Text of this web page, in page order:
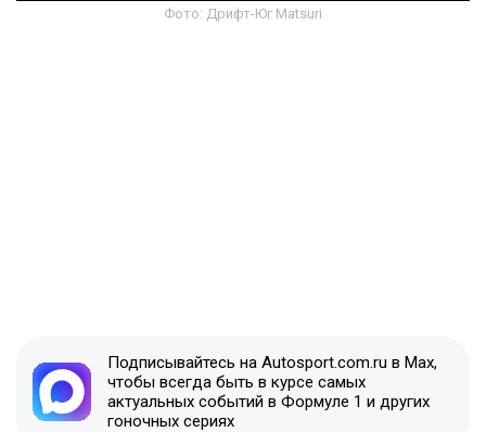
Фото: Дрифт-Юг Matsuri
Подписывайтесь на Autosport.com.ru в Max,
чтобы всегда быть в курсе самых
актуальных событий в Формуле 1 и других
гоночных сериях